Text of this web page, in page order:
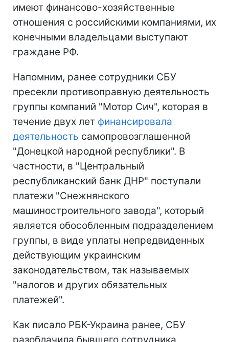
имеют финансово-хозяйственные
отношения с российскими компаниями, их
конечными владельцами выступают
граждане РФ.
Напомним, ранее сотрудники СБУ
пресекли противоправную деятельность
группы компаний "Мотор Сич", которая в
течение двух лет финансировала
деятельность самопровозглашенной
"Донецкой народной республики". В
частности, в "Центральный
республиканский банк ДНР" поступали
платежи "Снежнянского
машиностроительного завода", который
является обособленным подразделением
группы, в виде уплаты непредвиденных
действующим украинским
законодательством, так называемых
"налогов и других обязательных
платежей".
Как писало РБК-Украина ранее, СБУ
разоблачила бывшего сотрудника